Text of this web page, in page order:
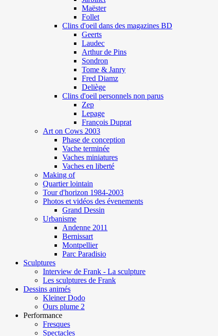
Maëster
Follet
Clins d'oeil dans des magazines BD
Geerts
Laudec
Arthur de Pins
Sondron
Tome & Janry
Fred Diamz
Deliège
Clins d'oeil personnels non parus
Zep
Lepage
François Duprat
Art on Cows 2003
Phase de conception
Vache terminée
Vaches miniatures
Vaches en liberté
Making of
Quartier lointain
Tour d'horizon 1984-2003
Photos et vidéos des évenements
Grand Dessin
Urbanisme
Andenne 2011
Bernissart
Montpellier
Parc Paradisio
Sculptures
Interview de Frank - La sculpture
Les sculptures de Frank
Dessins animés
Kleiner Dodo
Ours plume 2
Performance
Fresques
Spectacles